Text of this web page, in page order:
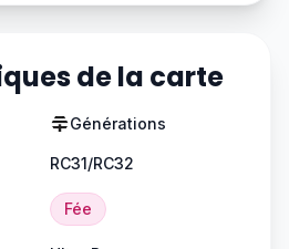
de la carte
Générations
RC31/RC32
Fée